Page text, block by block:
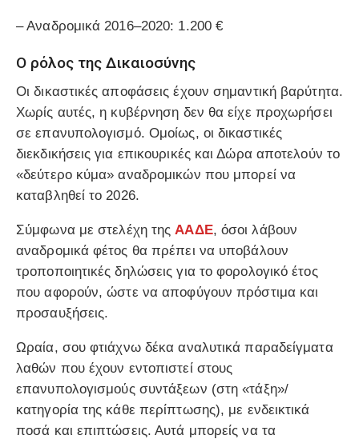
– Αναδρομικά 2016–2020: 1.200 €
Ο ρόλος της Δικαιοσύνης
Οι δικαστικές αποφάσεις έχουν σημαντική βαρύτητα.
Χωρίς αυτές, η κυβέρνηση δεν θα είχε προχωρήσει
σε επανυπολογισμό. Ομοίως, οι δικαστικές
διεκδικήσεις για επικουρικές και Δώρα αποτελούν το
«δεύτερο κύμα» αναδρομικών που μπορεί να
καταβληθεί το 2026.
Σύμφωνα με στελέχη τηςΑΑΔΕ, όσοι λάβουν
αναδρομικά φέτος θα πρέπει να υποβάλουν
τροποποιητικές δηλώσεις για το φορολογικό έτος
που αφορούν, ώστε να αποφύγουν πρόστιμα και
προσαυξήσεις.
Ωραία, σου φτιάχνω δέκα αναλυτικά παραδείγματα
λαθών που έχουν εντοπιστεί στους
επανυπολογισμούς συντάξεων (στη «τάξη»/
κατηγορία της κάθε περίπτωσης), με ενδεικτικά
ποσά και επιπτώσεις. Αυτά μπορείς να τα